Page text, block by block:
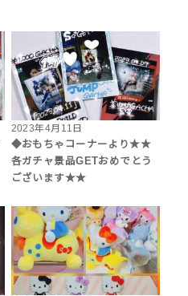
2023年4月11日
◆おもちゃコーナーより★★
各ガチャ景品GETおめでとう
ございます★★